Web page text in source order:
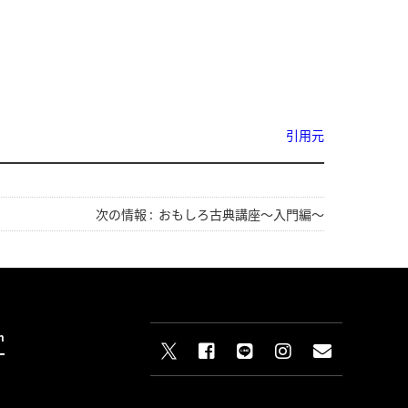
引用元
次の情報 : おもしろ古典講座～入門編～